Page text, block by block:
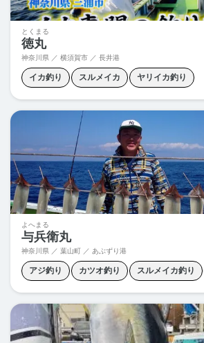
とくまる
徳丸
神奈川県 ／ 横須賀市 ／ 長井港
イカ釣り スルメイカ ヤリイカ釣り
よへまる
与兵衛丸
神奈川県 ／ 葉山町 ／ あぶずり港
アジ釣り カツオ釣り スルメイカ釣り
根魚釣り